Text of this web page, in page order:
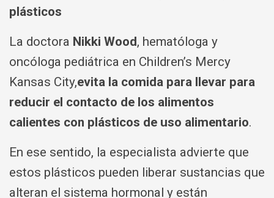
plásticos
La doctora Nikki Wood, hematóloga y
oncóloga pediátrica en Children’s Mercy
Kansas City,evita la comida para llevar para
reducir el contacto de los alimentos
calientes con plásticos de uso alimentario.
En ese sentido, la especialista advierte que
estos plásticos pueden liberar sustancias que
alteran el sistema hormonal y están